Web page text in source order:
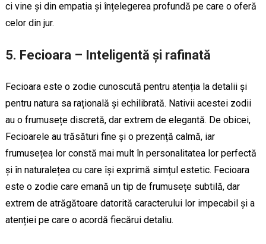
ci vine și din empatia și înțelegerea profundă pe care o oferă
celor din jur.
5. Fecioara – Inteligentă și rafinată
Fecioara este o zodie cunoscută pentru atenția la detalii și
pentru natura sa rațională și echilibrată. Nativii acestei zodii
au o frumusețe discretă, dar extrem de elegantă. De obicei,
Fecioarele au trăsături fine și o prezență calmă, iar
frumusețea lor constă mai mult în personalitatea lor perfectă
și în naturalețea cu care își exprimă simțul estetic. Fecioara
este o zodie care emană un tip de frumusețe subtilă, dar
extrem de atrăgătoare datorită caracterului lor impecabil și a
atenției pe care o acordă fiecărui detaliu.